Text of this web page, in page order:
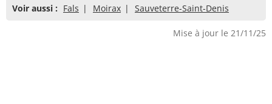
Voir aussi : Fals Moirax Sauveterre-Saint-Denis
Mise à jour le 21/11/25